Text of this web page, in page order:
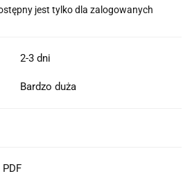
jest tylko dla zalogowanych
2-3 dni
Bardzo duża